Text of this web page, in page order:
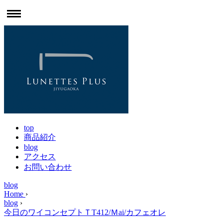
top
商品紹介
blog
アクセス
お問い合わせ
blog
Home ›
blog ›
今日のワイコンセプトＴT412/Ｍai/カフェオレ